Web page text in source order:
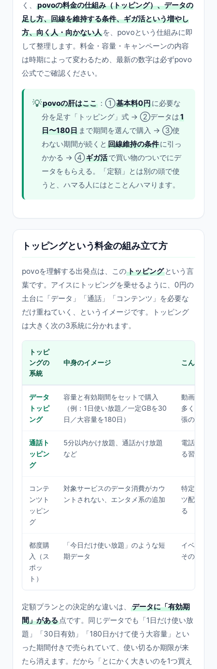
く、
povoの料金の仕組み（トッピング）、データの
足し方、回線を維持する条件、ギガ活という増やし
方、向く人・向かない人 を、povoという仕組みに即
して整理します。料金・容量・キャンペーンの内容
は時期によって変わるため、最新の数字は必ずpovo
公式でご確認ください。
💡povoの肝はここ ：①基本料0円に必要な
分を足す「トッピング」式 → ②データは1
日〜180日 まで期間を選んで購入 → ③使
わない期間が続くと 回線維持の条件に引っ
かかる → ④ギガ活で買い物のついでにデ
ータをもらえる。「定額」とは別の頭で使
うと、ハマる人にはとことんハマります。
トッピングという料金の組み立て方
povoを理解する出発点は、このトッピング という言
葉です。アイスにトッピングを乗せるように、0円の
土台に「データ」「通話」「コンテンツ」を必要な
だけ重ねていく、というイメージです。トッピング
は大きく次の3系統に分かれます。
トッピ
ングの
系統
中身のイメージ こんなとき
データ
トッピ
ング
容量と有効期間をセットで購入
（例：1日使い放題／一定GBを30
日／大容量を180日）
動画・テザ
多く使う
張のスポッ
通話ト
ッピン
グ
5分以内かけ放題、通話かけ放題
など
電話を一
る習慣があ
コンテ
ンツト
ッピン
グ
対象サービスのデータ消費がカウ
ントされない、エンタメ系の追加
特定の動画
ツ配信を
る
都度購
入（ス
ポッ
ト）
「今日だけ使い放題」のような短
期データ
イベント
その日だ
定額プランとの決定的な違いは、
データに「有効期
間」がある 点です。同じデータでも「1日だけ使い放
題」「30日有効」「180日かけて使う大容量」とい
った期間付きで売られていて、使い切るか期限が来
たら消えます。だから「とにかく大きいのを1つ買え